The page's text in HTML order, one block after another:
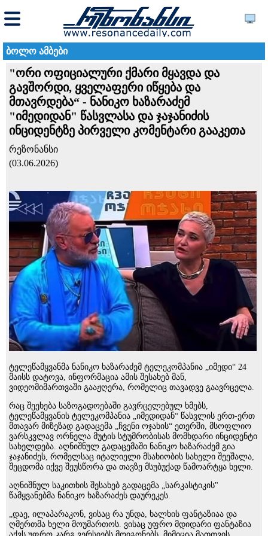
ბოლო ამბები
"ორი ოფიციალური ქმარი მყავდა და
გავშორდი, ყველაფერი იწყება და
მთავრდება“ - ნანიკო ხაზარაძემ
"იმედიდან" წასვლასა და ჯაჯანიძის
ინციდენტზე პირველი კომენტარი გააკეთა
რეზონანსი
(03.06.2026)
ტელეწამყვანმა ნანიკო ხაზარაძემ ტელეკომპანია „იმედი“ 24
მაისს დატოვა, ინფორმაცია ამის შესახებ მან,
ვიდეომიმართვაში გააჟღერა, რომელიც თავადვე გაავრცელა.
რაც შეეხება საზოგადოებაში გავრცელებულ ხმებს,
ტელეწამყვანის ტელეკომპანია „იმედიდან“ წასვლის ერთ-ერთ
მთავარ მიზეზად გადაცემა „ჩვენი ოჯახის“ ეთერში, მსოფლიო
ვარსკვლავ ორნელა მუტის სტუმრობისას მომხდარი ინციდენტი
სახელდება. აღნიშნულ გადაცემაში ნანიკო ხაზარაძემ გია
ჯაჯანიძეს, რომელსაც იტალიელი მსახიობის სახელი შეეშალა,
შეცდომა იქვე შეუსწორა და თავზე მსუბუქად წამოარტყა ხელი.
აღნიშნულ საკითხის შესახებ გადაცემა „სარკასტიკის"
წამყვანებმა ნანიკო ხაზარაძეს დაურეკეს.
„დაე, ილაპარაკონ, ვისაც რა უნდა, ხალხის ფანტაზიაა და
ღმერთმა ხელი მოუმართოს. ვისაც უფრო მდიდარი ფანტაზია